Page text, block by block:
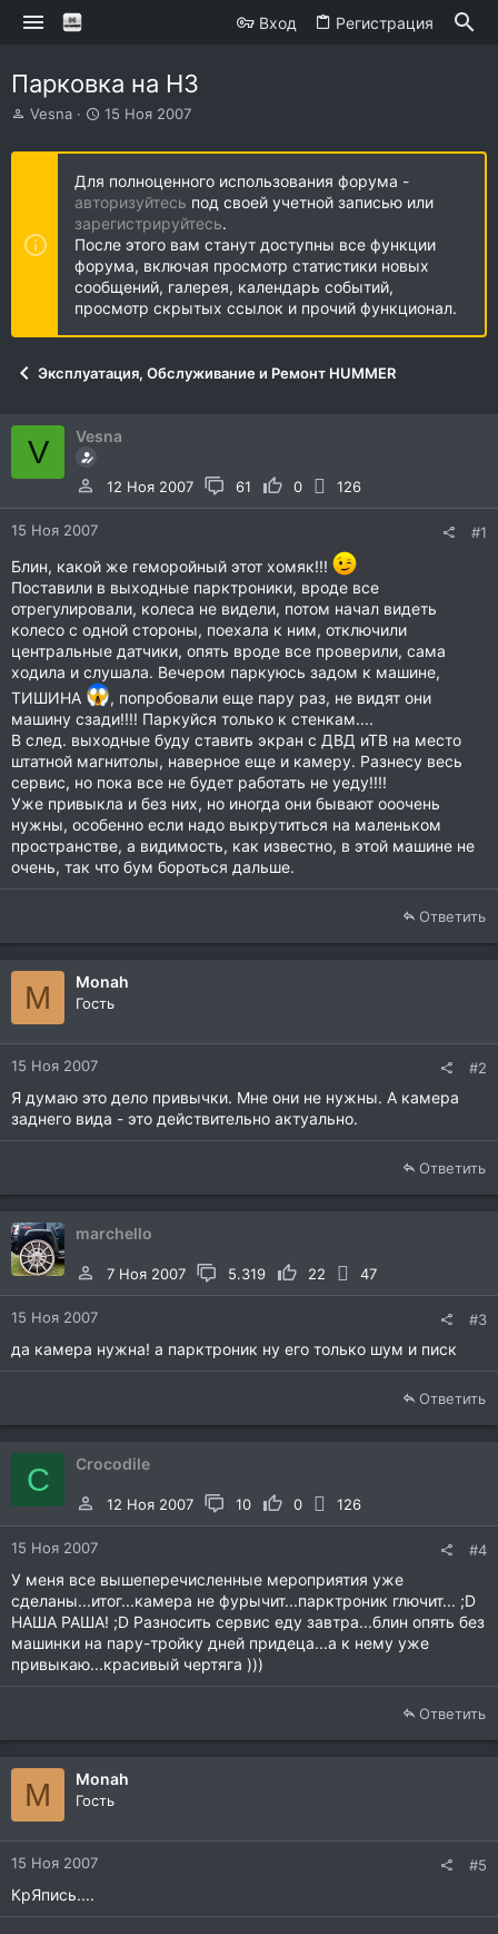
Вход Регистрация
Парковка на Н3
А
т
е
м
Vesna
Д
т
н
а
ч
а
л
а
15 Ноя 2007
Для полноценного использования форума -
авторизуйтесь под своей учетной записью или
зарегистрируйтесь.
После этого вам станут доступны все функции
форума, включая просмотр статистики новых
сообщений, галерея, календарь событий,
просмотр скрытых ссылок и прочий функционал.
Эксплуатация, Обслуживание и Ремонт HUMMER
V Vesna
12 Ноя 2007 61 0 126
15 Ноя 2007 #1
Блин, какой же геморойный этот хомяк!!!
Поставили в выходные парктроники, вроде все
отрегулировали, колеса не видели, потом начал видеть
колесо с одной стороны, поехала к ним, отключили
центральные датчики, опять вроде все проверили, сама
ходила и слушала. Вечером паркуюсь задом к машине,
ТИШИНА
, попробовали еще пару раз, не видят они
машину сзади!!!! Паркуйся только к стенкам....
В след. выходные буду ставить экран с ДВД иТВ на место
штатной магнитолы, наверное еще и камеру. Разнесу весь
сервис, но пока все не будет работать не уеду!!!!
Уже привыкла и без них, но иногда они бывают ооочень
нужны, особенно если надо выкрутиться на маленьком
пространстве, а видимость, как известно, в этой машине не
очень, так что бум бороться дальше.
Ответить
M Monah
Гость
15 Ноя 2007 #2
Я думаю это дело привычки. Мне они не нужны. А камера
заднего вида - это действительно актуально.
Ответить
marchello
7 Ноя 2007 5.319 22 47
15 Ноя 2007 #3
да камера нужна! а парктроник ну его только шум и писк
Ответить
C Crocodile
12 Ноя 2007 10 0 126
15 Ноя 2007 #4
У меня все вышеперечисленные мероприятия уже
сделаны...итог...камера не фурычит...парктроник глючит... ;D
НАША РАША! ;D Разносить сервис еду завтра...блин опять без
машинки на пару-тройку дней придеца...а к нему уже
привыкаю...красивый чертяга )))
Ответить
M Monah
Гость
15 Ноя 2007 #5
КрЯпись....